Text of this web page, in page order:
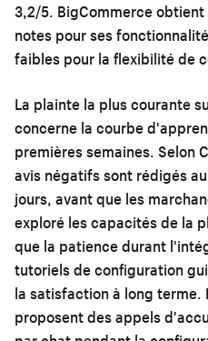
3,2/5. BigCommerce
notes pour ses
faibles pour la flexibilité de
La plainte la plus courante
concerne la courbe
premières semaines. Selon
avis négatifs sont rédigés
jours, avant que les
exploré les capacités de la
que la patience durant
tutoriels de configuration
la satisfaction à long
proposent des appels